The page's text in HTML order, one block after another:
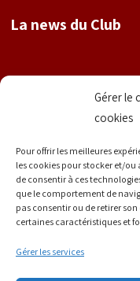
Gérer le
cookies
Pour offrir les meilleures
les cookies pour stocker et/
de consentir à ces
que le comportement de
pas consentir ou de retirer
certaines caractéristiques et
Gérer les services
La news du Club
Prénom
E-mail*